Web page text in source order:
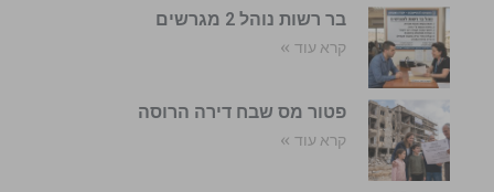
בר רשות נוהל 2 מגרשים
קרא עוד »
פטור מס שבח דירה הרוסה
קרא עוד »